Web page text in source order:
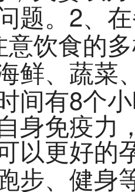
题。 2、
意饮食的
鲜、蔬菜
间有8个
身免疫力
以更好的
步、健身